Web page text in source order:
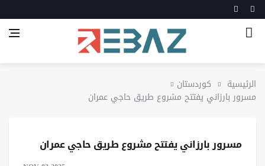
الرئيسية
كوردستان
مسرور بارزاني يفتتح مشروع طريق حاجي عمران
مسرور بارزاني يفتتح مشروع طريق حاجي عمران